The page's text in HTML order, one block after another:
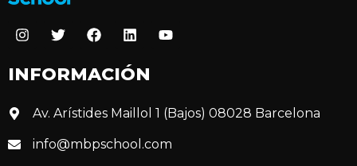
INFORMACIÓN
Av. Arístides Maillol 1 (Bajos) 08028 Barcelona
info@mbpschool.com